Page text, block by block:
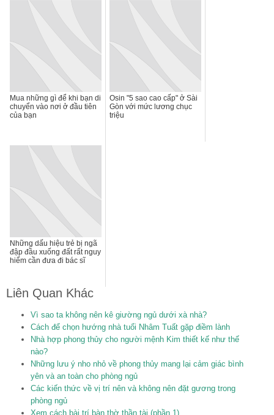
Mua những gì để khi bạn di
chuyển vào nơi ở đầu tiên
của bạn
Osin "5 sao cao cấp" ở Sài
Gòn với mức lương chục
triệu
Những dấu hiệu trẻ bị ngã
đập đầu xuống đất rất nguy
hiểm cần đưa đi bác sĩ
Liên Quan Khác
Vì sao ta không nên kê giường ngủ dưới xà nhà?
Cách để chọn hướng nhà tuổi Nhâm Tuất gặp điềm lành
Nhà hợp phong thủy cho người mệnh Kim thiết kế như thế
nào?
Những lưu ý nho nhỏ về phong thủy mang lại cảm giác bình
yên và an toàn cho phòng ngủ
Các kiến thức về vị trí nên và không nên đặt gương trong
phòng ngủ
Xem cách bài trí bàn thờ thần tài (phần 1)